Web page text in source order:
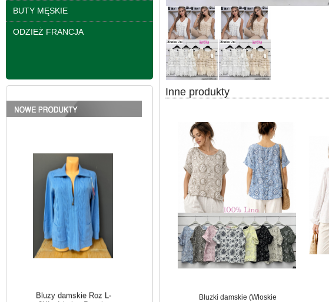
BUTY MĘSKIE
ODZIEŻ FRANCJA
3XL. 1 kolor. Paczka
10 szt
Inne produkty
Bluzki damskie (Włoskie